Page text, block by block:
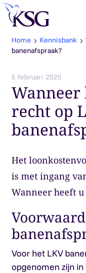
Skip to content
Home Kennisbank
banenafspraak?
5 februari 2026
Wanneer
recht op
Het
is met ingang
Wanneer heeft
Voor het LKV
opgenomen zijn